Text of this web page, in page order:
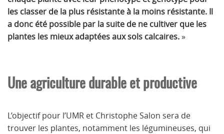
les classer de la plus résistante à la moins résistante. Il
a donc été possible par la suite de ne cultiver que les
plantes les mieux adaptées aux sols calcaires.»
Une agriculture durable et productive
L’objectif pour l’UMR et Christophe Salon sera de
trouver les plantes, notamment les légumineuses, qui